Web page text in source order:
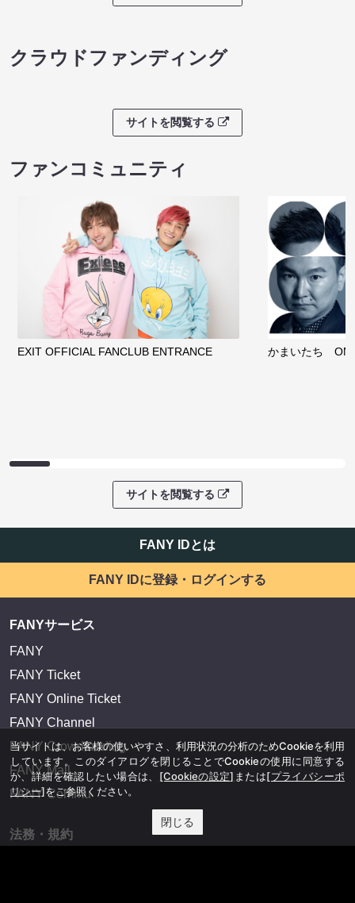
クラウドファンディング
サイトを閲覧する
ファンコミュニティ
EXIT OFFICIAL FANCLUB ENTRANCE かまいたち
サイトを閲覧する
FANY IDとは
FANY IDに登録・ログインする
FANYサービス
FANY
FANY Ticket
FANY Online Ticket
FANY Channel
FANY Crowdfunding
FANY Mall
FANY Commu
法務・規約
当サイトは、お客様の使いやすさ、利用状況の分析のためCookieを利用
しています。このダイアログを閉じることでCookieの使用に同意する
か、詳細を確認したい場合は、 [Cookieの設定] または[プライバシーポ
リシー]をご参照ください。
閉じる